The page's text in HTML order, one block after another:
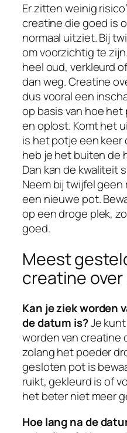
Er zitten weinig
creatine die goed is
normaal uitziet. Bij
om voorzichtig te
heel oud, verkleurd
dan weg. Creatine
dus vooral een
op basis van hoe
en oplost. Komt het
is het potje een keer
heb je het buiten de
Dan kan de kwaliteit
Neem bij twijfel
een nieuwe pot.
op een droge plek,
goed.
Meest
creatine
Kan je ziek worden
de datum is?Je
worden van creatine
zolang het poeder
gesloten pot is
ruikt, gekleurd is of
het beter niet meer
Hoe lang na de